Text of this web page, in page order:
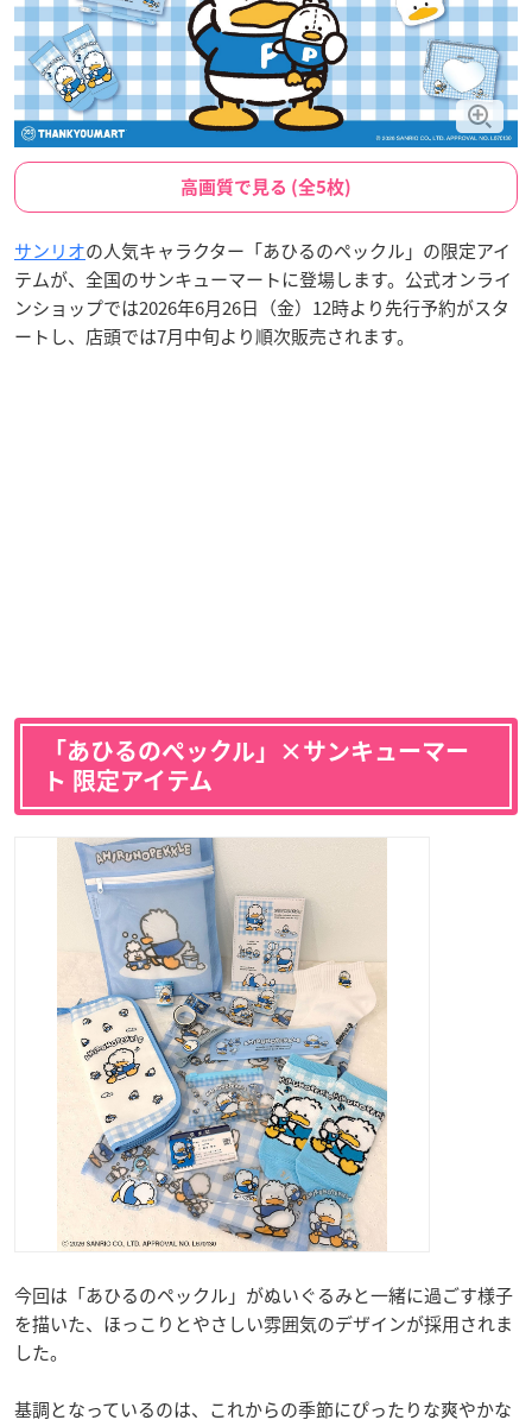
高画質で見る (全5枚)
サンリオの人気キャラクター「あひるのペックル」の限定アイ
テムが、全国のサンキューマートに登場します。公式オンライ
ンショップでは2026年6月26日（金）12時より先行予約がスタ
ートし、店頭では7月中旬より順次販売されます。
「あひるのペックル」×サンキューマー
ト 限定アイテム
今回は「あひるのペックル」がぬいぐるみと一緒に過ごす様子
を描いた、ほっこりとやさしい雰囲気のデザインが採用されま
した。
基調となっているのは、これからの季節にぴったりな爽やかな